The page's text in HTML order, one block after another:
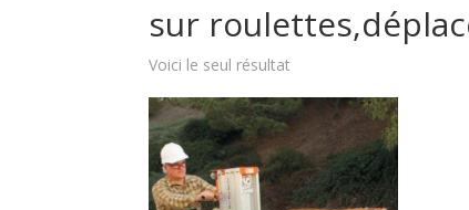
sur
Voici le seul résultat